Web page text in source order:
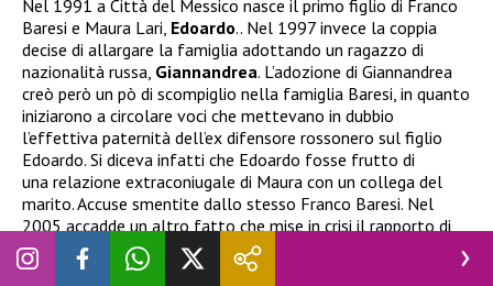
Nel 1991 a Città del Messico nasce il primo figlio di Franco
Baresi e Maura Lari, Edoardo.. Nel 1997 invece la coppia
decise di allargare la famiglia adottando un ragazzo di
nazionalità russa, Giannandrea. L’adozione di Giannandrea
creò però un pò di scompiglio nella famiglia Baresi, in quanto
iniziarono a circolare voci che mettevano in dubbio
l’effettiva paternità dell’ex difensore rossonero sul figlio
Edoardo. Si diceva infatti che Edoardo fosse frutto di
una relazione extraconiugale di Maura con un collega del
marito. Accuse smentite dallo stesso Franco Baresi. Nel
2005 accadde un altro fatto che mise in crisi il rapporto di
coppia, ovvero l’accusa di truffa nei confronti di Maura. La
moglie di Baresi fu infatti coinvolta in un’indagine